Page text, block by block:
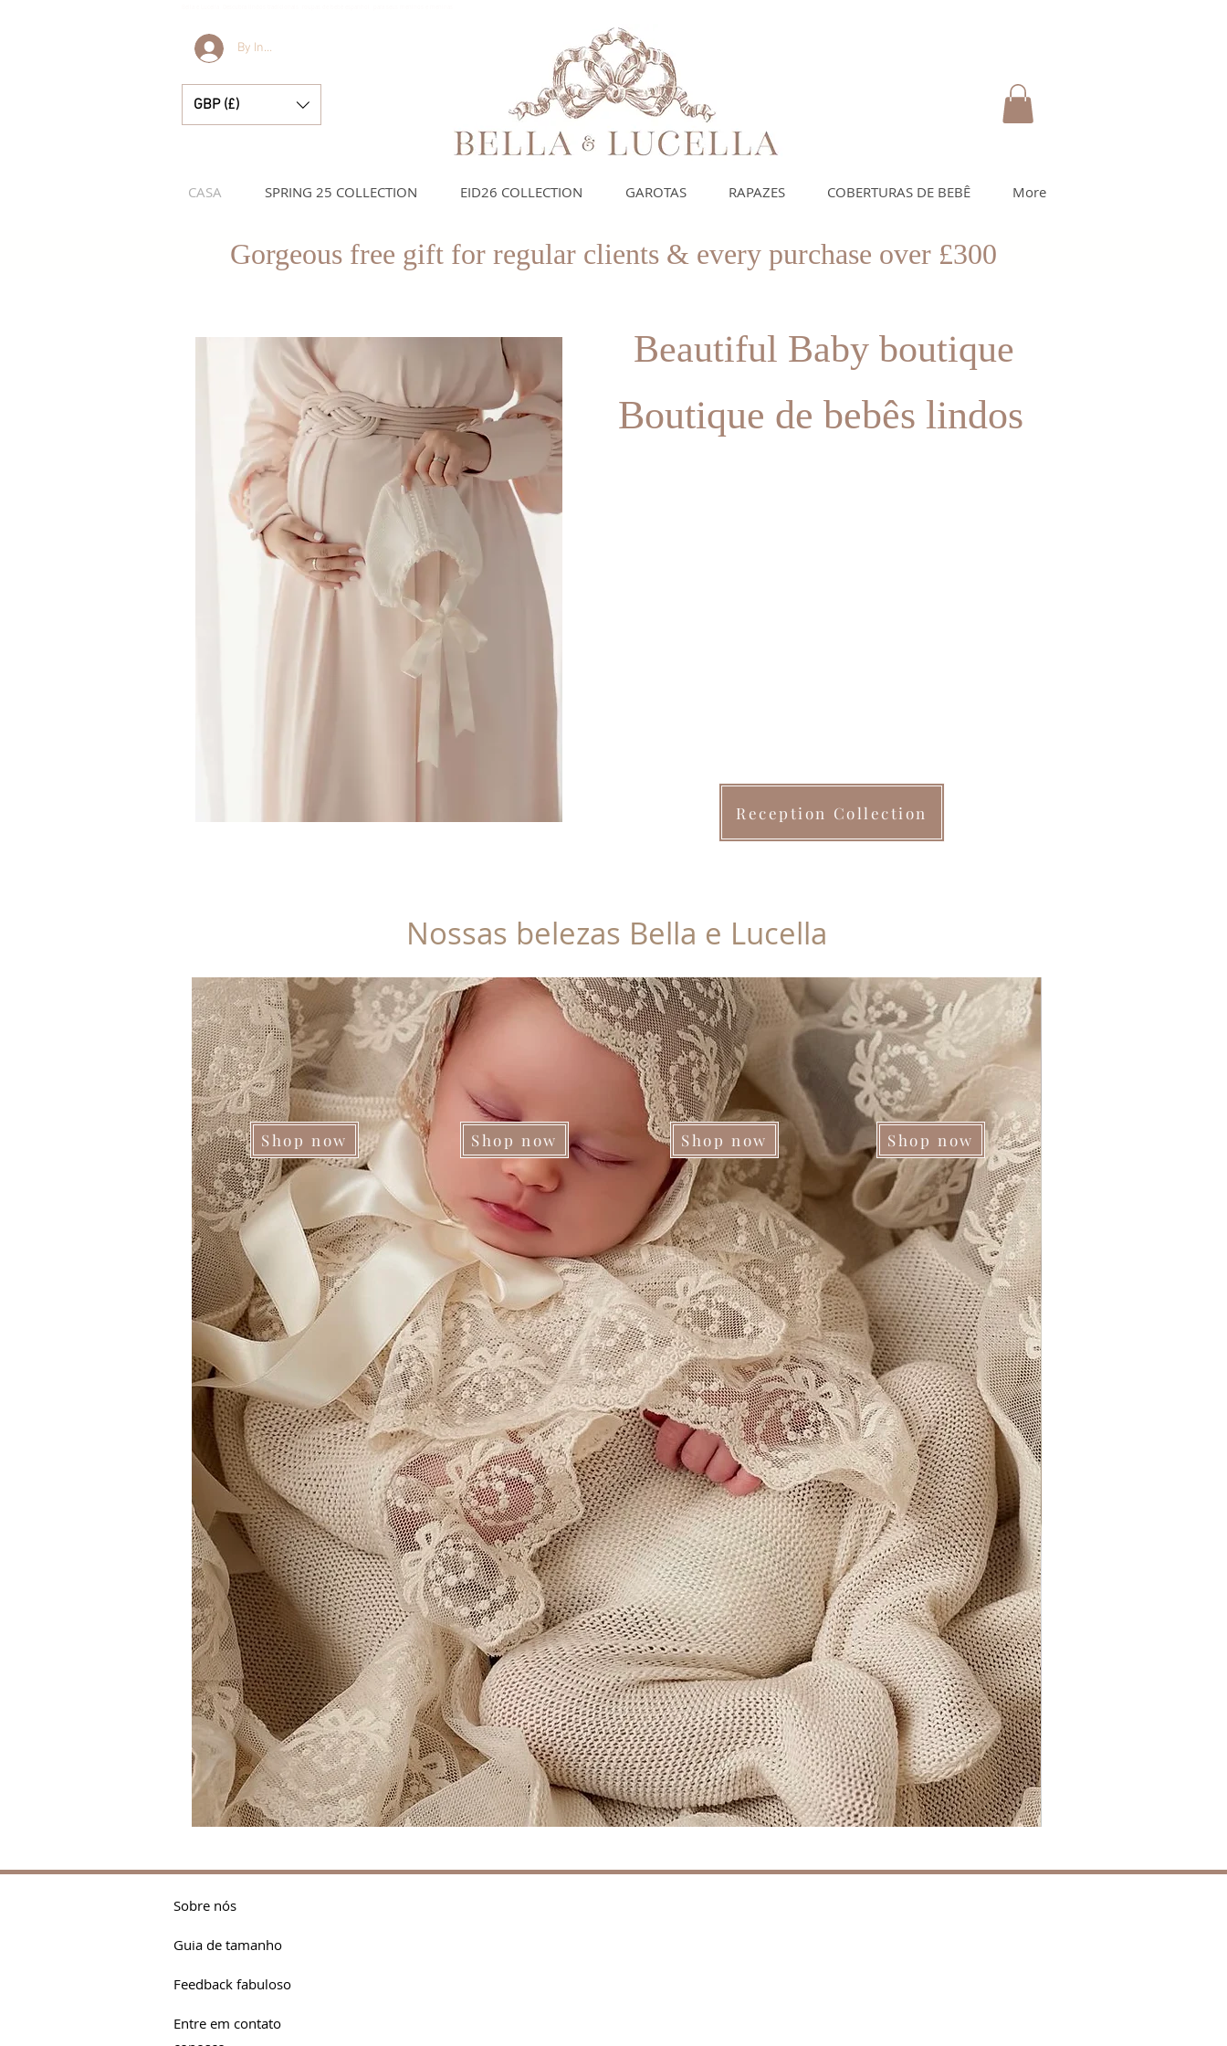
By Invitation Only
GBP (£)
CASA SPRING 25 COLLECTION EID26 COLLECTION GAROTAS RAPAZES COBERTURAS DE BEBÊ More
Gorgeous free gift for regular clients & every purchase over £300
Beautiful Baby boutique
Boutique de bebês lindos
Reception Collection
Nossas belezas Bella e Lucella
layette’
Shop now Shop now Shop now
Shop now
Sobre nós
Guia de tamanho
Feedback fabuloso
Entre em contato